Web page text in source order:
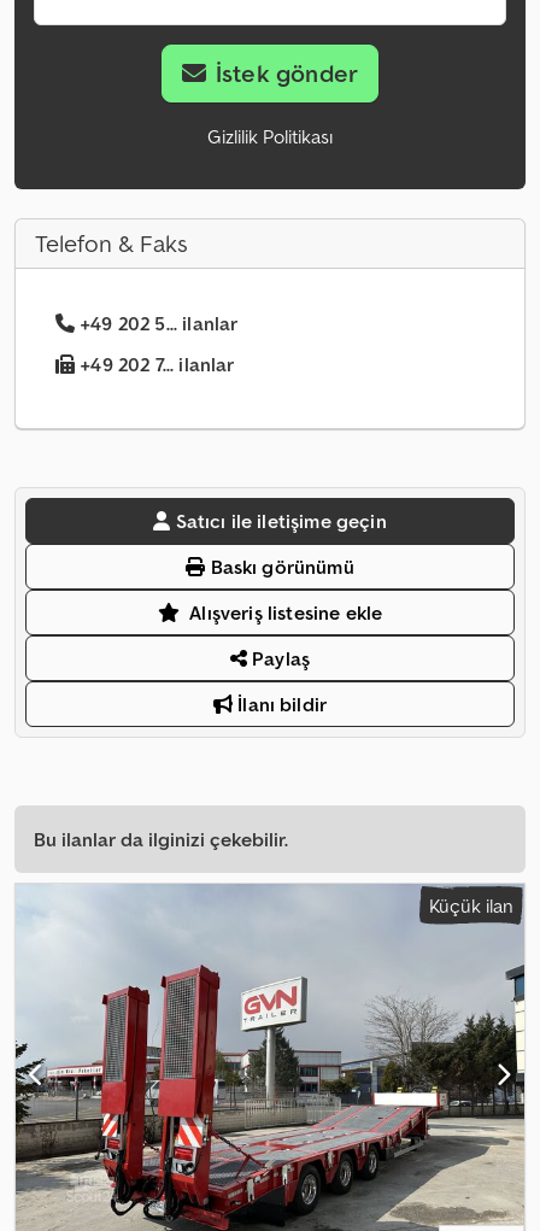
İstek gönder
Gizlilik Politikası
Telefon & Faks
+49 202 5... ilanlar
+49 202 7... ilanlar
Satıcı ile iletişime geçin
Baskı görünümü
Alışveriş listesine ekle
Paylaş
İlanı bildir
Bu ilanlar da ilginizi çekebilir.
Küçük ilan